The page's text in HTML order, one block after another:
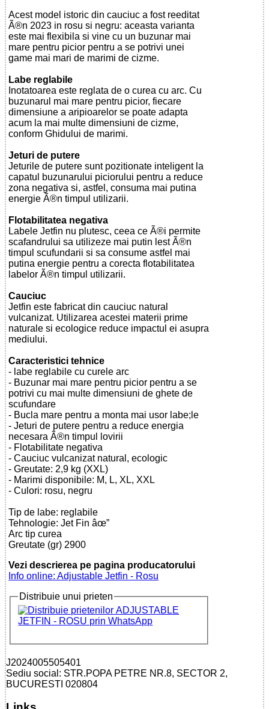
Acest model istoric din cauciuc a fost reeditat
Ã®n 2023 in rosu si negru: aceasta varianta
este mai flexibila si vine cu un buzunar mai
mare pentru picior pentru a se potrivi unei
game mai mari de marimi de cizme.
Labe reglabile
Inotatoarea este reglata de o curea cu arc. Cu
buzunarul mai mare pentru picior, fiecare
dimensiune a aripioarelor se poate adapta
acum la mai multe dimensiuni de cizme,
conform Ghidului de marimi.
Jeturi de putere
Jeturile de putere sunt pozitionate inteligent la
capatul buzunarului piciorului pentru a reduce
zona negativa si, astfel, consuma mai putina
energie Ã®n timpul utilizarii.
Flotabilitatea negativa
Labele Jetfin nu plutesc, ceea ce Ã®i permite
scafandrului sa utilizeze mai putin lest Ã®n
timpul scufundarii si sa consume astfel mai
putina energie pentru a corecta flotabilitatea
labelor Ã®n timpul utilizarii.
Cauciuc
Jetfin este fabricat din cauciuc natural
vulcanizat. Utilizarea acestei materii prime
naturale si ecologice reduce impactul ei asupra
mediului.
Caracteristici tehnice
- labe reglabile cu curele arc
- Buzunar mai mare pentru picior pentru a se
potrivi cu mai multe dimensiuni de ghete de
scufundare
- Bucla mare pentru a monta mai usor labe;le
- Jeturi de putere pentru a reduce energia
necesara Ã®n timpul lovirii
- Flotabilitate negativa
- Cauciuc vulcanizat natural, ecologic
- Greutate: 2,9 kg (XXL)
- Marimi disponibile: M, L, XL, XXL
- Culori: rosu, negru
Tip de labe: reglabile
Tehnologie: Jet Fin âœ”
Arc tip curea
Greutate (gr) 2900
Vezi descrierea pe pagina producatorului
Info online: Adjustable Jetfin - Rosu
Distribuie unui prieten
J2024005505401
Sediu social: STR.POPA PETRE NR.8, SECTOR 2,
BUCURESTI 020804